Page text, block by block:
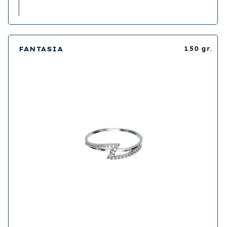
1.50 gr.
FANTASIA